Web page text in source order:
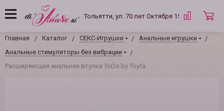
Тольятти, ул. 70 лет Октября 15 Б
Главная Каталог СЕКС-Игрушки
Анальные игрушки
Анальные стимуляторы без вибрации
Расширяющая анальная втулка ToDo by Toyfa